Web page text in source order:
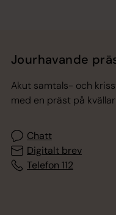
Jourhavande
Akut samtals- och
med en präst på
Chatt
Digitalt brev
Telefon 112